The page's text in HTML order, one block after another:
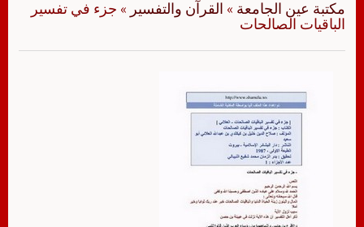
مكتبة عين الجامعة » القرآن والتفسير » جزء في تفسير
الباقيات الصالحات